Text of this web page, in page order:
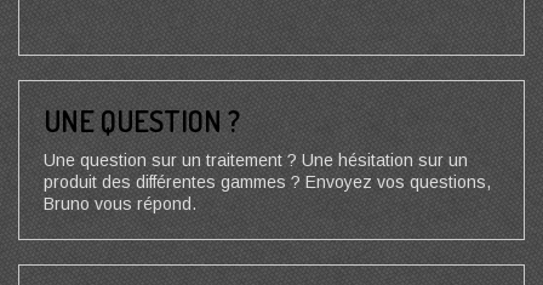
UNE QUESTION ?
Une question sur un traitement ? Une hésitation sur un
produit des différentes gammes ? Envoyez vos questions,
Bruno vous répond.